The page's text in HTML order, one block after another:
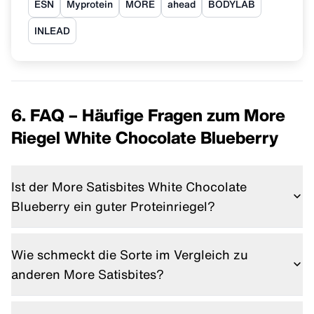
ESN Myprotein MORE ahead BODYLAB
INLEAD
6. FAQ – Häufige Fragen zum More
Riegel White Chocolate Blueberry
Ist der More Satisbites White Chocolate
Blueberry ein guter Proteinriegel?
basiert aber hauptsächlich auf Kollagen. Dadurch ist
er kein optimaler Muskelaufbau-Riegel, sondern eher
Wie schmeckt die Sorte im Vergleich zu
anderen More Satisbites?